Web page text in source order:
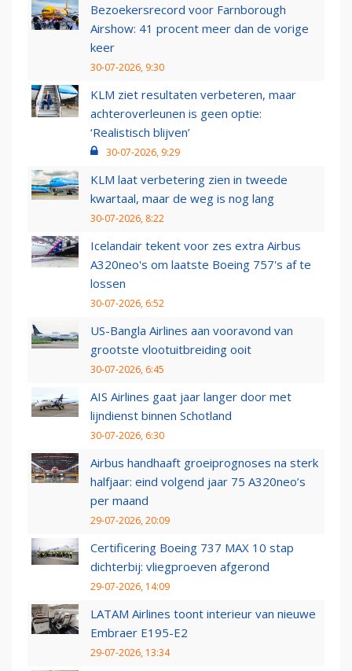
Bezoekersrecord voor Farnborough
Airshow: 41 procent meer dan de vorige
keer
30-07-2026, 9:30
KLM ziet resultaten verbeteren, maar
achteroverleunen is geen optie:
‘Realistisch blijven’
30-07-2026, 9:29
KLM laat verbetering zien in tweede
kwartaal, maar de weg is nog lang
30-07-2026, 8:22
Icelandair tekent voor zes extra Airbus
A320neo's om laatste Boeing 757's af te
lossen
30-07-2026, 6:52
US-Bangla Airlines aan vooravond van
grootste vlootuitbreiding ooit
30-07-2026, 6:45
AIS Airlines gaat jaar langer door met
lijndienst binnen Schotland
30-07-2026, 6:30
Airbus handhaaft groeiprognoses na sterk
halfjaar: eind volgend jaar 75 A320neo’s
per maand
29-07-2026, 20:09
Certificering Boeing 737 MAX 10 stap
dichterbij: vliegproeven afgerond
29-07-2026, 14:09
LATAM Airlines toont interieur van nieuwe
Embraer E195-E2
29-07-2026, 13:34